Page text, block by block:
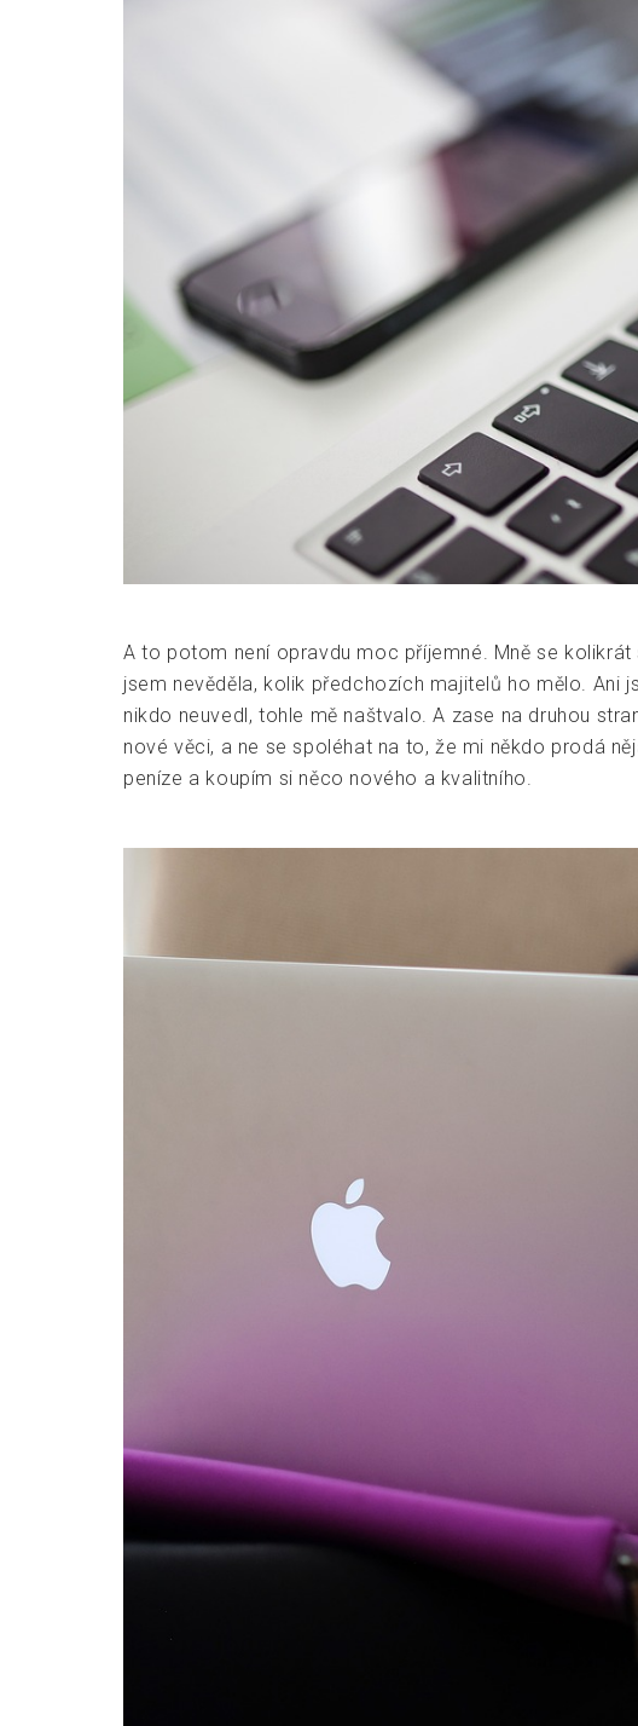
A to potom není opravdu moc příjemné. Mně se
jsem nevěděla, kolik předchozích majitelů ho mělo.
nikdo neuvedl, tohle mě naštvalo. A zase na druhou
nové věci, a ne se spoléhat na to, že mi někdo prodá
peníze a koupím si něco nového a kvalitního.